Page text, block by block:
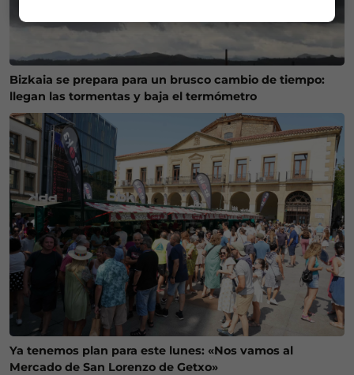
Bizkaia se prepara para un brusco cambio de tiempo:
llegan las tormentas y baja el termómetro
Ya tenemos plan para este lunes: «Nos vamos al
Mercado de San Lorenzo de Getxo»